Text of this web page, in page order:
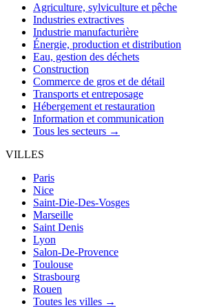
Agriculture, sylviculture et pêche
Industries extractives
Industrie manufacturière
Énergie, production et distribution
Eau, gestion des déchets
Construction
Commerce de gros et de détail
Transports et entreposage
Hébergement et restauration
Information et communication
Tous les secteurs →
VILLES
Paris
Nice
Saint-Die-Des-Vosges
Marseille
Saint Denis
Lyon
Salon-De-Provence
Toulouse
Strasbourg
Rouen
Toutes les villes →